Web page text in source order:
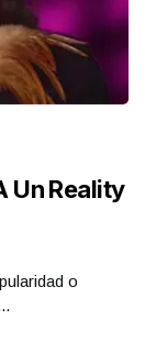
Un Reality
o